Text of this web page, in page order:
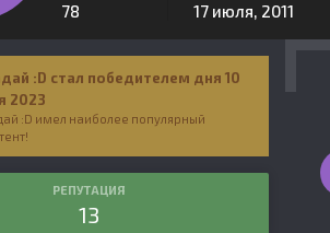
78 17 июля, 2011
:D стал победителем дня 10
2023
:D имел наиболее популярный
РЕПУТАЦИЯ
13